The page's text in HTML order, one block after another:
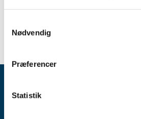
Nødvendig
Præferencer
Statistik